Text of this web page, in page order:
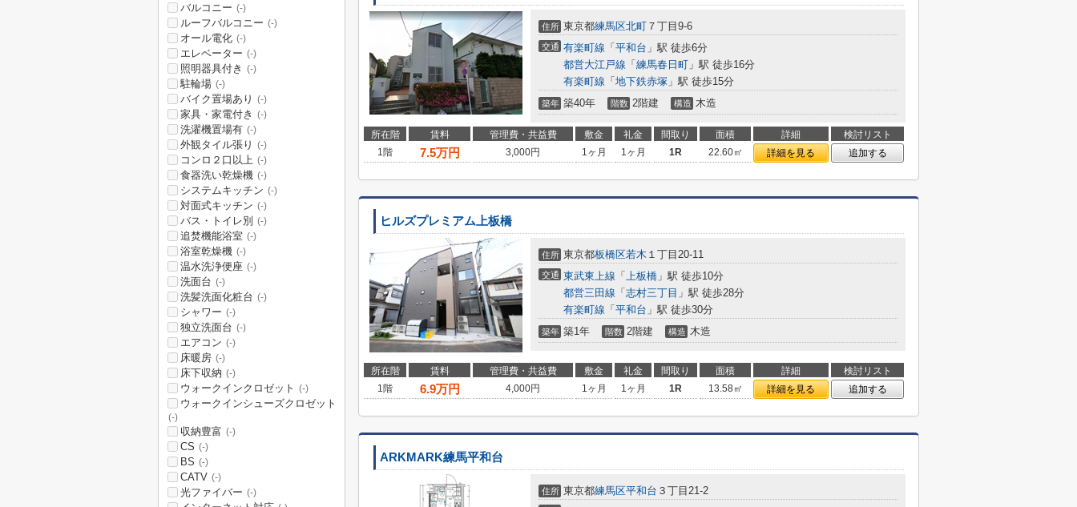
住所 東京都練馬区北町 ７丁目9-6
交通 有楽町線 「 平和台 」駅 徒歩6分
都営大江戸線 「 練馬春日町 」駅 徒歩16分
有楽町線 「 地下鉄赤塚 」駅 徒歩15分
築年 築40年 階数 2階建 構造 木造
所在階 賃料 管理費・共益費 敷金 礼金 間取り 面積 詳細
検討リスト
1階
7.5万円 3,000円 1ヶ月 1ヶ月 1R 22.60㎡ 詳細を見る 追加する
ヒルズプレミアム上板橋
住所 東京都板橋区若木 １丁目20-11
交通 東武東上線 「 上板橋 」駅 徒歩10分
都営三田線 「 志村三丁目 」駅 徒歩28分
有楽町線 「 平和台 」駅 徒歩30分
築年 築1年 階数 2階建 構造 木造
所在階 賃料 管理費・共益費 敷金 礼金 間取り 面積 詳細
検討リスト
1階
6.9万円 4,000円 1ヶ月 1ヶ月 1R 13.58㎡ 詳細を見る 追加する
ARKMARK練馬平和台
住所 東京都練馬区平和台 ３丁目21-2
バルコニー (-)
ルーフバルコニー (-)
オール電化 (-)
エレベーター (-)
照明器具付き (-)
駐輪場 (-)
バイク置場あり (-)
家具・家電付き (-)
洗濯機置場有 (-)
外観タイル張り (-)
コンロ２口以上 (-)
食器洗い乾燥機 (-)
システムキッチン (-)
対面式キッチン (-)
バス・トイレ別 (-)
追焚機能浴室 (-)
浴室乾燥機 (-)
温水洗浄便座 (-)
洗面台 (-)
洗髪洗面化粧台 (-)
シャワー (-)
独立洗面台 (-)
エアコン (-)
床暖房 (-)
床下収納 (-)
ウォークインクロゼット (-)
ウォークインシューズクロゼット
(-)
収納豊富 (-)
CS (-)
BS (-)
CATV (-)
光ファイバー (-)